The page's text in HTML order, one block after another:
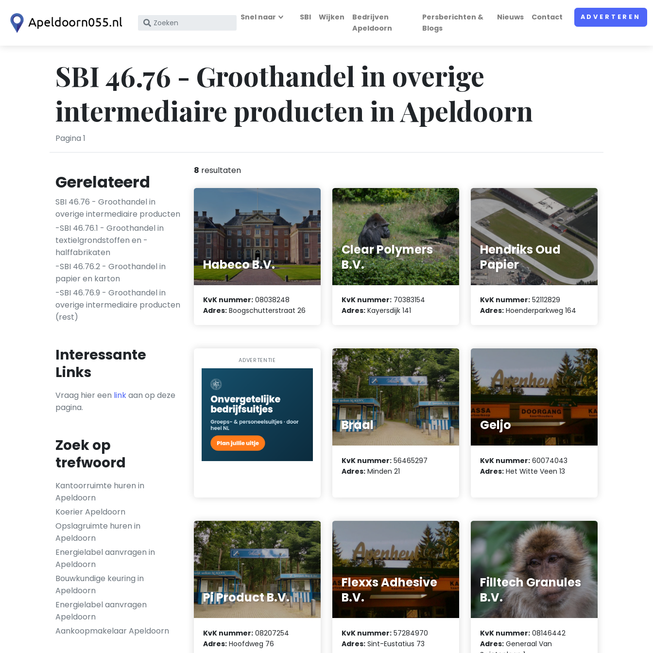
Zoek
KvK
nummer
Snel naar SBI Wijken
Bedrijven
Apeldoorn
Persberichten &
Blogs
Nieuws Contact ADVERTEREN
SBI 46.76 - Groothandel in overige
intermediaire producten in Apeldoorn
Pagina 1
Gerelateerd
SBI 46.76 - Groothandel in
overige intermediaire producten
-SBI 46.76.1 - Groothandel in
textielgrondstoffen en -
halffabrikaten
-SBI 46.76.2 - Groothandel in
papier en karton
-SBI 46.76.9 - Groothandel in
overige intermediaire producten
(rest)
Interessante
Links
Vraag hier een linkaan op deze
pagina.
Zoek op
trefwoord
Kantoorruimte huren in
Apeldoorn
Koerier Apeldoorn
Opslagruimte huren in
Apeldoorn
Energielabel aanvragen in
Apeldoorn
Bouwkundige keuring in
Apeldoorn
Energielabel aanvragen
Apeldoorn
Aankoopmakelaar Apeldoorn
8 resultaten
Habeco B.V.
KvK nummer: 08038248
Adres: Boogschutterstraat 26
Clear Polymers
B.V.
KvK nummer: 70383154
Adres: Kayersdijk 141
Hendriks Oud
Papier
KvK nummer: 52112829
Adres: Hoenderparkweg 164
ADVERTENTIE
Braal
KvK nummer: 56465297
Adres: Minden 21
Geljo
KvK nummer: 60074043
Adres: Het Witte Veen 13
Pi Product B.V.
KvK nummer: 08207254
Adres: Hoofdweg 76
Flexxs Adhesive
B.V.
KvK nummer: 57284970
Adres: Sint-Eustatius 73
Filltech Granules
B.V.
KvK nummer: 08146442
Adres: Generaal Van